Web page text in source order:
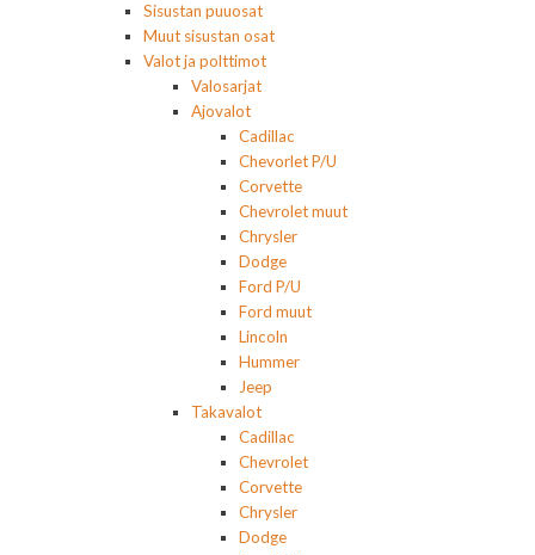
Sisustan puuosat
Muut sisustan osat
Valot ja polttimot
Valosarjat
Ajovalot
Cadillac
Chevorlet P/U
Corvette
Chevrolet muut
Chrysler
Dodge
Ford P/U
Ford muut
Lincoln
Hummer
Jeep
Takavalot
Cadillac
Chevrolet
Corvette
Chrysler
Dodge